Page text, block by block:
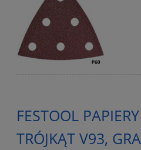
FESTOOL
TRÓJKĄT V93,